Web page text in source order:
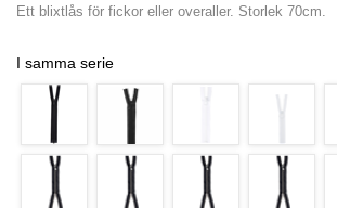
Ett blixtlås för fickor eller overaller. Storlek 70cm.
I samma serie